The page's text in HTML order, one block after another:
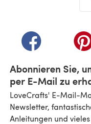
(öffnet sich in
Abonnieren Sie,
per E-Mail zu
LoveCrafts' E-Mail-
Newsletter,
Anleitungen und